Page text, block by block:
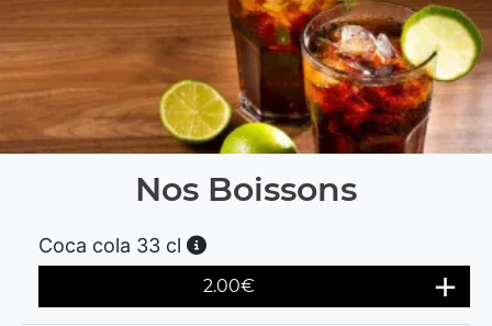
Nos Boissons
Coca cola 33 cl
2.00€